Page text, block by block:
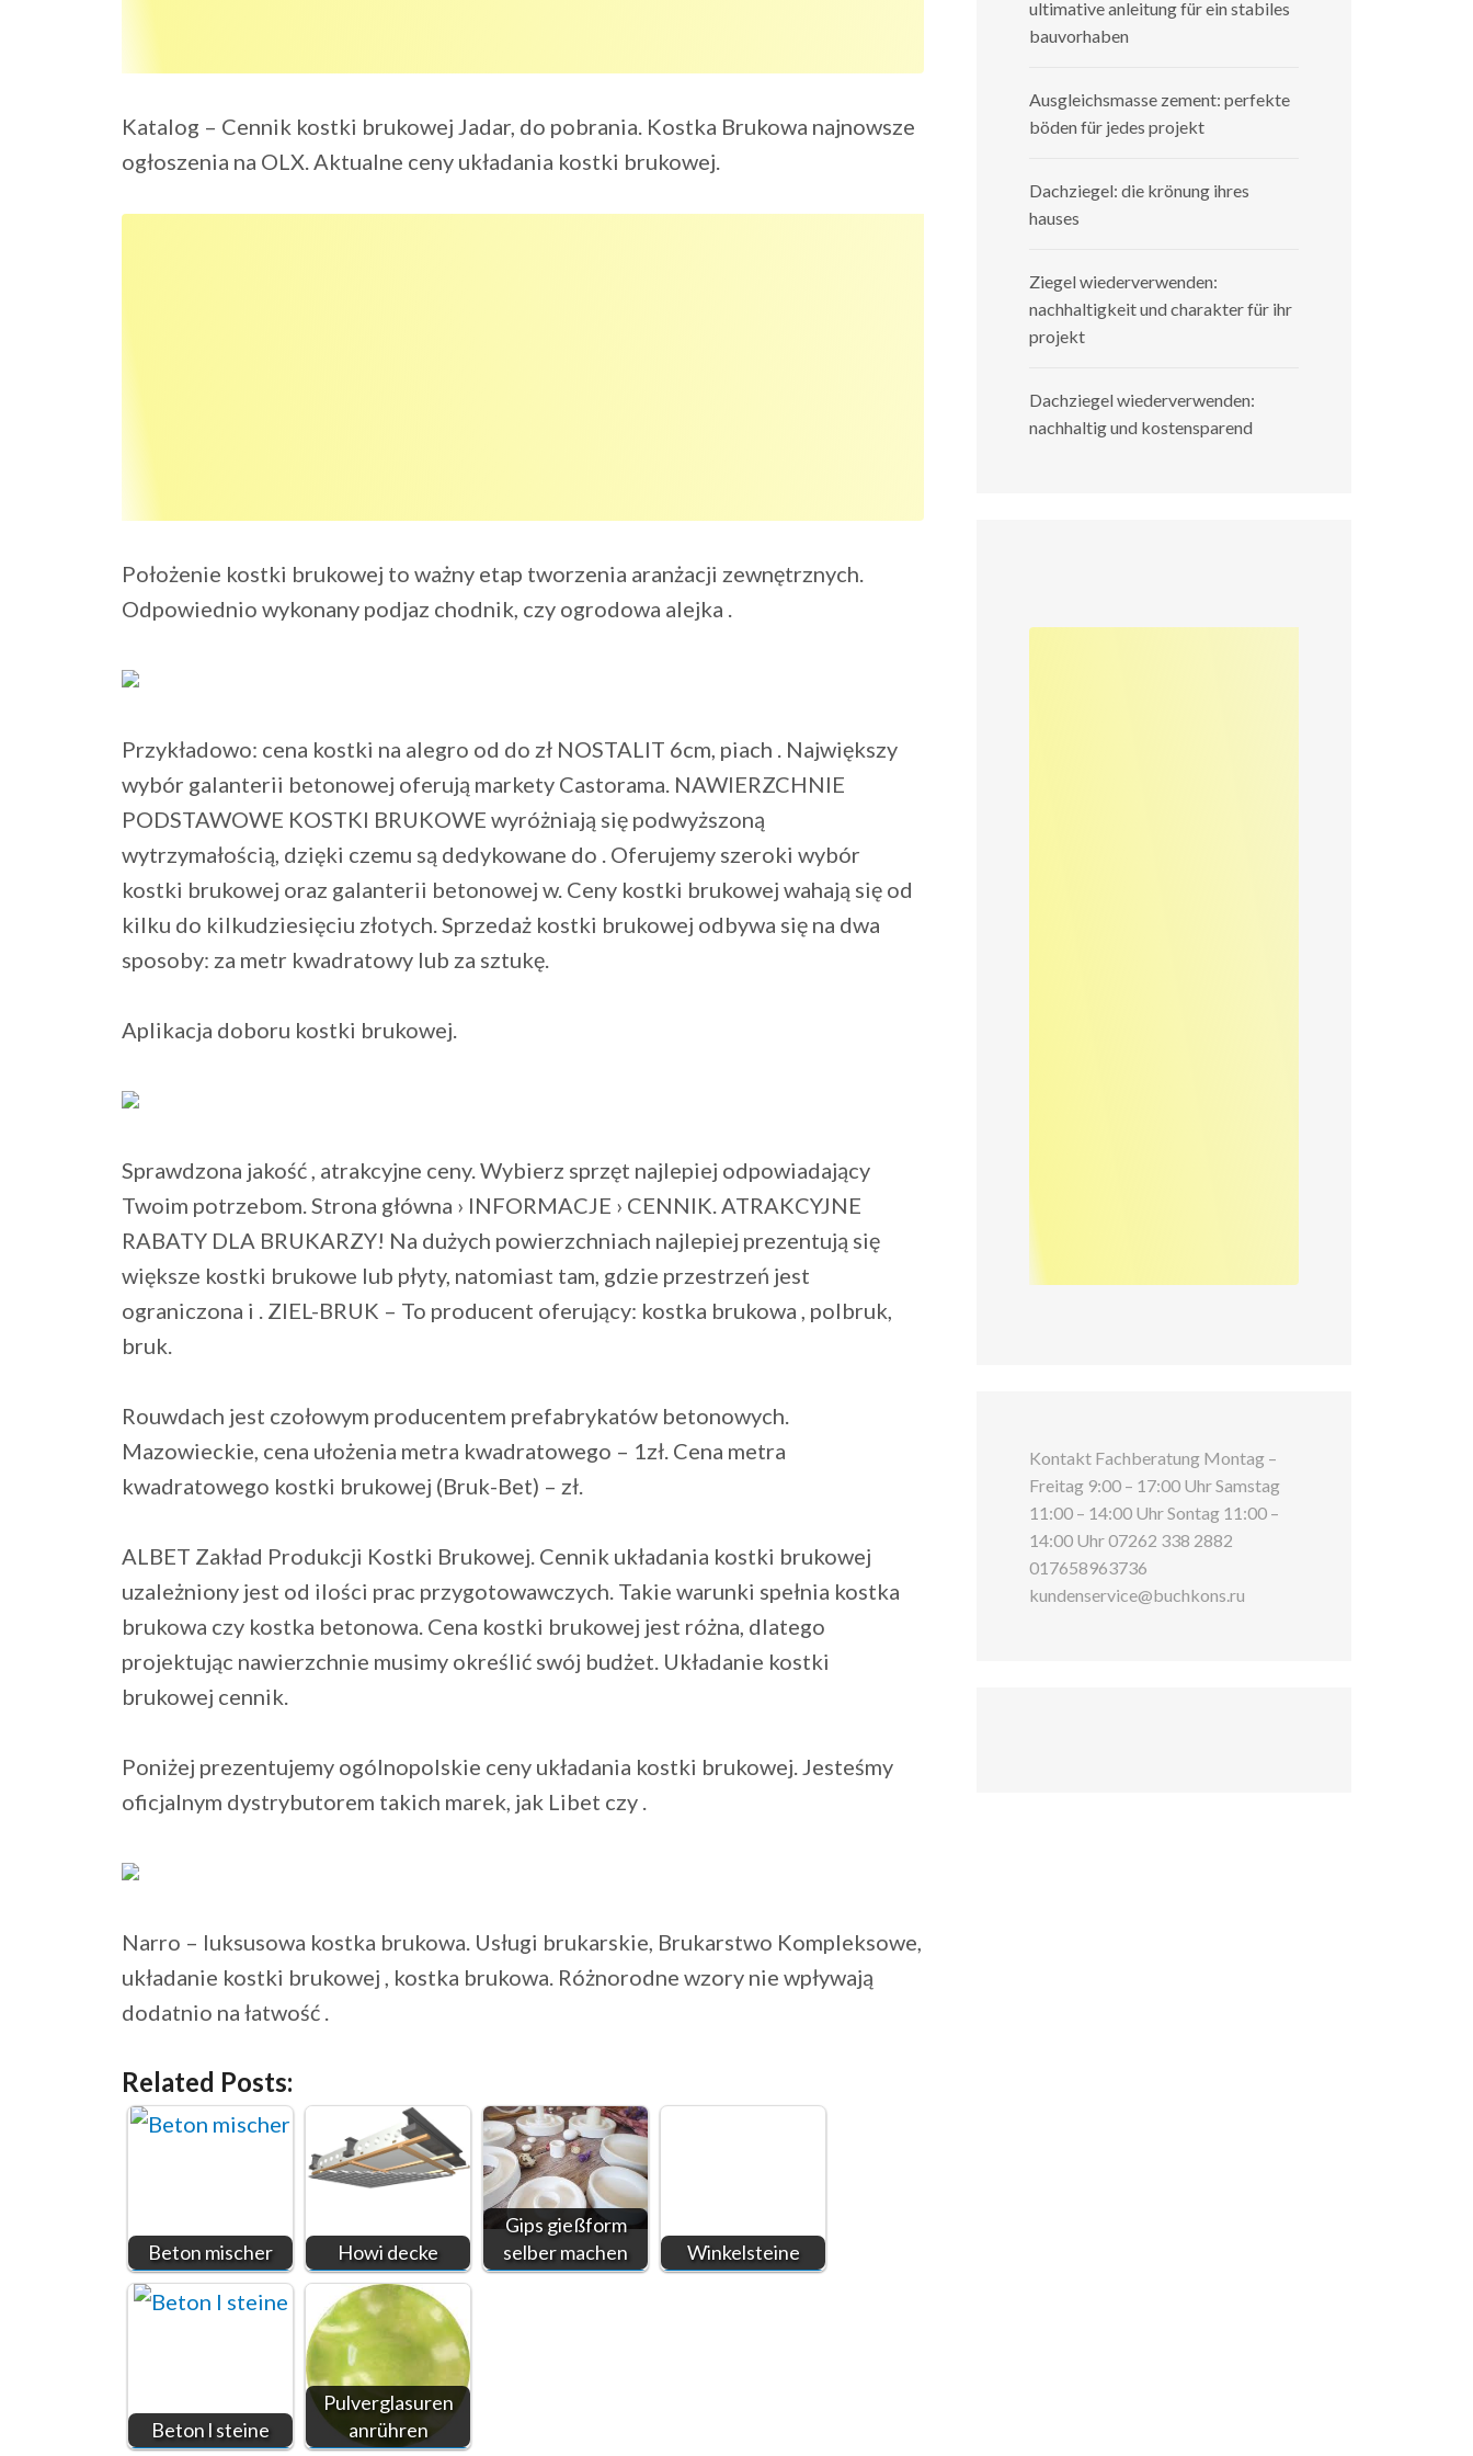
Katalog – Cennik kostki brukowej Jadar, do pobrania. Kostka Brukowa najnowsze
ogłoszenia na OLX. Aktualne ceny układania kostki brukowej.
Położenie kostki brukowej to ważny etap tworzenia aranżacji zewnętrznych.
Odpowiednio wykonany podjaz chodnik, czy ogrodowa alejka .
Przykładowo: cena kostki na alegro od do zł NOSTALIT 6cm, piach . Największy
wybór galanterii betonowej oferują markety Castorama. NAWIERZCHNIE
PODSTAWOWE KOSTKI BRUKOWE wyróżniają się podwyższoną
wytrzymałością, dzięki czemu są dedykowane do . Oferujemy szeroki wybór
kostki brukowej oraz galanterii betonowej w. Ceny kostki brukowej wahają się od
kilku do kilkudziesięciu złotych. Sprzedaż kostki brukowej odbywa się na dwa
sposoby: za metr kwadratowy lub za sztukę.
Aplikacja doboru kostki brukowej.
Sprawdzona jakość , atrakcyjne ceny. Wybierz sprzęt najlepiej odpowiadający
Twoim potrzebom. Strona główna › INFORMACJE › CENNIK. ATRAKCYJNE
RABATY DLA BRUKARZY! Na dużych powierzchniach najlepiej prezentują się
większe kostki brukowe lub płyty, natomiast tam, gdzie przestrzeń jest
ograniczona i . ZIEL-BRUK – To producent oferujący: kostka brukowa , polbruk,
bruk.
Rouwdach jest czołowym producentem prefabrykatów betonowych.
Mazowieckie, cena ułożenia metra kwadratowego – 1zł. Cena metra
kwadratowego kostki brukowej (Bruk-Bet) – zł.
ALBET Zakład Produkcji Kostki Brukowej. Cennik układania kostki brukowej
uzależniony jest od ilości prac przygotowawczych. Takie warunki spełnia kostka
brukowa czy kostka betonowa. Cena kostki brukowej jest różna, dlatego
projektując nawierzchnie musimy określić swój budżet. Układanie kostki
brukowej cennik.
Poniżej prezentujemy ogólnopolskie ceny układania kostki brukowej. Jesteśmy
oficjalnym dystrybutorem takich marek, jak Libet czy .
Narro – luksusowa kostka brukowa. Usługi brukarskie, Brukarstwo Kompleksowe,
układanie kostki brukowej , kostka brukowa. Różnorodne wzory nie wpływają
dodatnio na łatwość .
Related Posts:
Beton mischer Howi decke
Gips gießform
selber machen
Winkelsteine
Beton l steine
Pulverglasuren
anrühren
ultimative anleitung für ein stabiles
bauvorhaben
Ausgleichsmasse zement: perfekte
böden für jedes projekt
Dachziegel: die krönung ihres
hauses
Ziegel wiederverwenden:
nachhaltigkeit und charakter für ihr
projekt
Dachziegel wiederverwenden:
nachhaltig und kostensparend
Kontakt Fachberatung Montag –
Freitag 9:00 – 17:00 Uhr Samstag
11:00 – 14:00 Uhr Sontag 11:00 –
14:00 Uhr 07262 338 2882
017658963736
kundenservice@buchkons.ru